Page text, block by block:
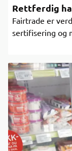
Rettferdig
Fairtrade er
sertifisering og